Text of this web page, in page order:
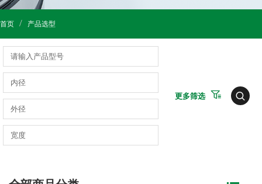
首页 产品选型
更多筛选